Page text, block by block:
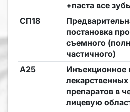
+паста все
СП18
постановка
съемного
частичного)
А25
Инъекционное
лекарственных
препаратов в
лицевую